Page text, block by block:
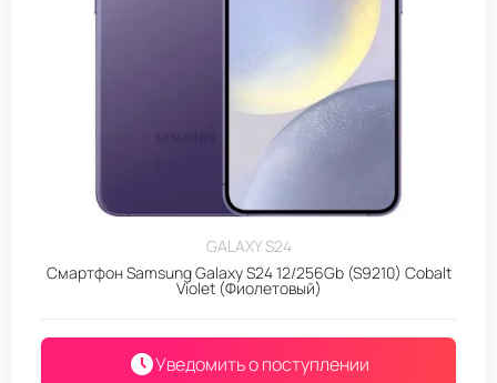
GALAXY S24
Смартфон Samsung Galaxy S24 12/256Gb (S9210) Cobalt
Violet (Фиолетовый)
Уведомить о поступлении